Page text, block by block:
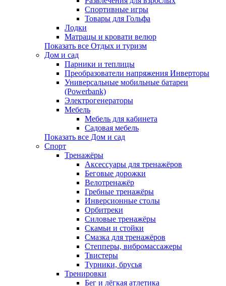
Спортивные игры
Товары для Гольфа
Лодки
Матрацы и кровати велюр
Показать все Отдых и туризм
Дом и сад
Парники и теплицы
Преобразователи напряжения Инверторы
Универсальные мобильные батареи
(Powerbank)
Электрогенераторы
Мебель
Мебель для кабинета
Садовая мебель
Показать все Дом и сад
Спорт
Тренажёры
Аксессуары для тренажёров
Беговые дорожки
Велотренажёр
Гребные тренажёры
Инверсионные столы
Орбитреки
Силовые тренажёры
Скамьи и стойки
Смазка для тренажёров
Степперы, вибромассажеры
Твистеры
Турники, брусья
Тренировки
Бег и лёгкая атлетика